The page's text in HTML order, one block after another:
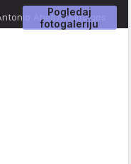
Pogledaj
fotogaleriju
Ahel/ATAImages